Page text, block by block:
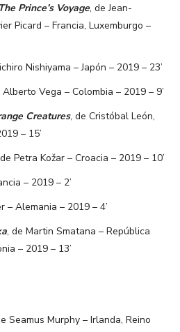
Prince’s Voyage, de Jean-
Picard – Francia, Luxemburgo –
Nishiyama – Japón – 2019 – 23’
Alberto Vega – Colombia – 2019 – 9’
Creatures, de Cristóbal León,
– 15’
Petra Kožar – Croacia – 2019 – 10’
– 2019 – 2’
– Alemania – 2019 – 4’
, de Martin Smatana – República
– 2019 – 13’
Seamus Murphy – Irlanda, Reino